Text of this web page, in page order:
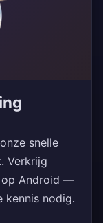
snelle
Verkrijg
op Android —
kennis nodig.